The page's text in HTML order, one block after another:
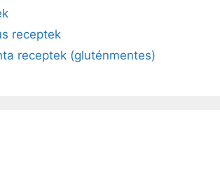
receptek
receptek (gluténmentes)